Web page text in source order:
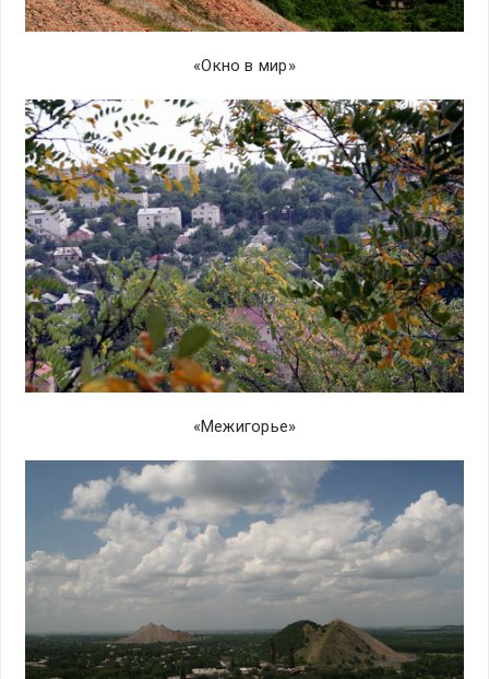
«Окно в мир»
«Межигорье»